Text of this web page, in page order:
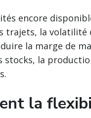
encore
trajets, la
la marge de
stocks, la
la